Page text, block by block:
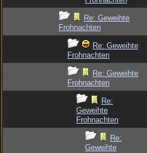
Re: Geweihte
Frohnachten
Re: Geweihte
Frohnachten
Re: Geweihte
Frohnachten
Re:
Geweihte
Frohnachten
Re:
Geweihte